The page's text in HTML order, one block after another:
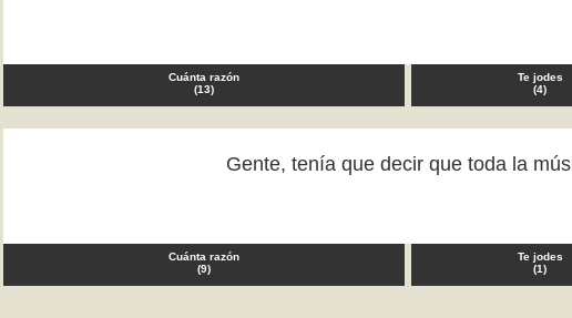
Cuánta razón
(13)
Te jodes
(4)
Gente, tenía que decir que toda la
Cuánta razón
(9)
Te jodes
(1)